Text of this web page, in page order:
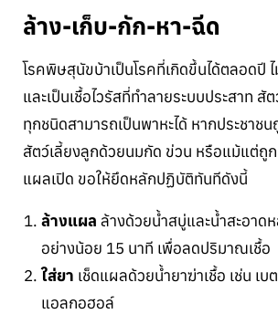
ล้าง-เก็บ-กัก-หา-ฉีด
โรคพิษสุนัขบ้าเป็นโรคที่เกิดขึ้นได้ตลอดปี
และเป็นเชื้อไวรัสที่ทำลายระบบประสาท สั
ทุกชนิดสามารถเป็นพาหะได้ หากประชาช
สัตว์เลี้ยงลูกด้วยนมกัด ข่วน หรือแม้แต่ถู
แผลเปิด ขอให้ยึดหลักปฏิบัติทันทีดังนี้
ล้างแผล ล้างด้วยน้ำสบู่และน้ำสะอาด
อย่างน้อย 15 นาที เพื่อลดปริมาณเชื้อ
ใส่ยา เช็ดแผลด้วยน้ำยาฆ่าเชื้อ เช่น เบ
แอลกอฮอล์